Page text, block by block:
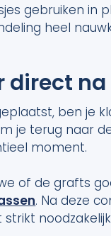
gebruiken in
heel
direct
ben je
je terug naar
moment.
of de grafts
. Na deze